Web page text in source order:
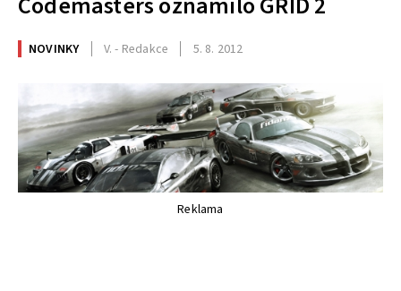
NOVINKY V. - Redakce 5. 8. 2012
Reklama